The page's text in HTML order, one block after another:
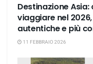
Destinazione
viaggiare nel
autentiche e più
11 FEBBRAIO 2026